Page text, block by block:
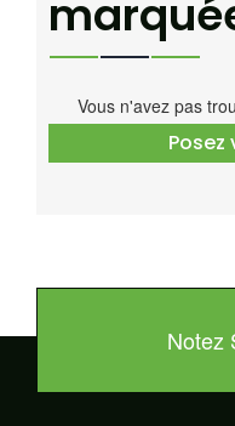
Vous n'avez pas
Notez